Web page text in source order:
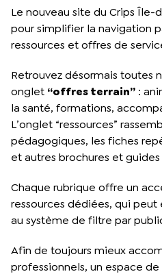
Le nouveau site du Crips
pour simplifier la navigation
ressources et offres de
Retrouvez désormais toutes
onglet “offres terrain” :
la santé, formations,
L’onglet “ressources”
pédagogiques, les fiches
et autres brochures et
Chaque rubrique offre un
ressources dédiées, qui
au système de filtre par
Afin de toujours mieux
professionnels, un espace